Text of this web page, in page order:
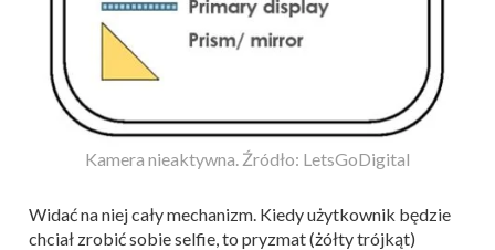
Kamera nieaktywna. Źródło: LetsGoDigital
Widać na niej cały mechanizm. Kiedy użytkownik będzie
chciał zrobić sobie selfie, to pryzmat (żółty trójkąt)